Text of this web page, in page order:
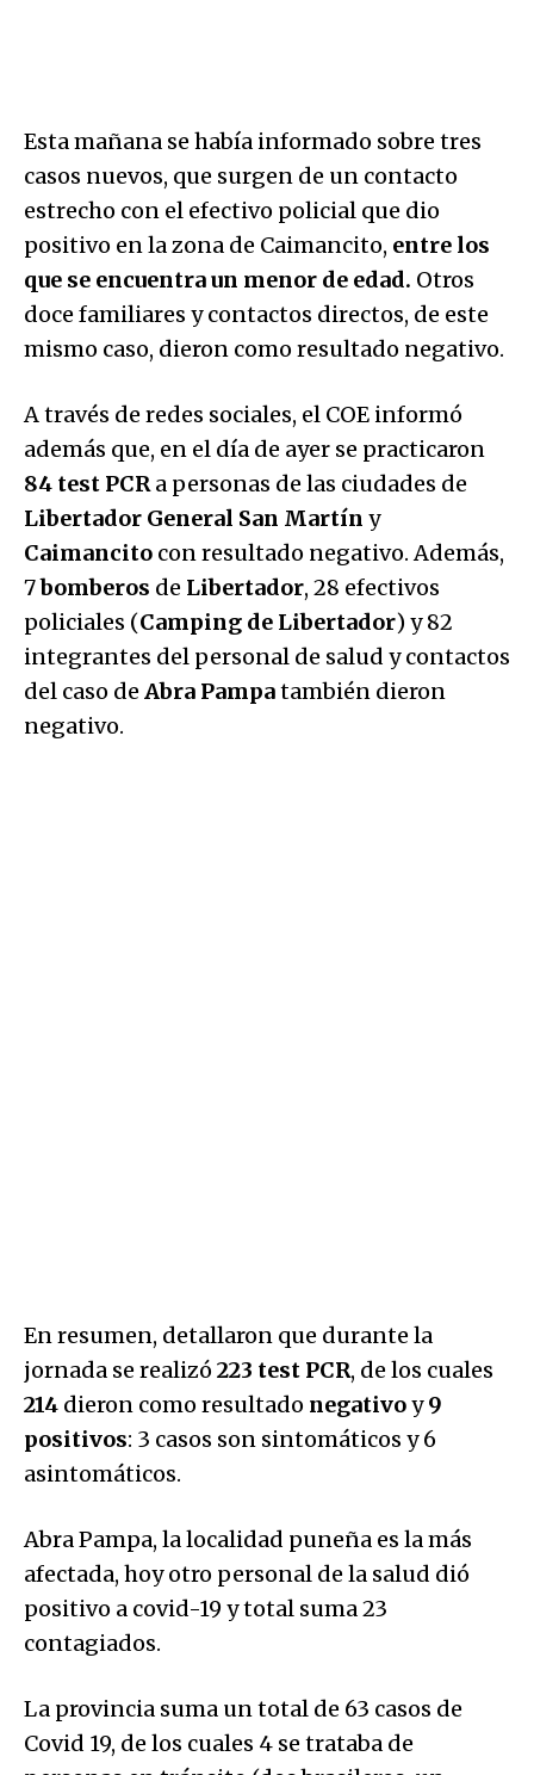
Esta mañana se había informado sobre tres
casos nuevos, que surgen de un contacto
estrecho con el efectivo policial que dio
positivo en la zona de Caimancito, entre los
que se encuentra un menor de edad. Otros
doce familiares y contactos directos, de este
mismo caso, dieron como resultado negativo.
A través de redes sociales, el COE informó
además que, en el día de ayer se practicaron
84 test PCRa personas de las ciudades de
Libertador General San Martín y
Caimancito con resultado negativo. Además,
7bomberos de Libertador, 28 efectivos
policiales (Camping de Libertador) y 82
integrantes del personal de salud y contactos
del caso de Abra Pampatambién dieron
negativo.
En resumen, detallaron que durante la
jornada se realizó 223 test PCR, de los cuales
214 dieron como resultado negativoy9
positivos: 3 casos son sintomáticos y 6
asintomáticos.
Abra Pampa, la localidad puneña es la más
afectada, hoy otro personal de la salud dió
positivo a covid-19 y total suma 23
contagiados.
La provincia suma un total de 63 casos de
Covid 19, de los cuales 4 se trataba de